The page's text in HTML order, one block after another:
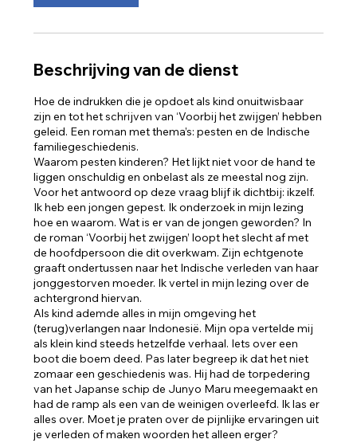
7
Beschrijving van de dienst
Hoe de indrukken die je opdoet als kind onuitwisbaar
zijn en tot het schrijven van ‘Voorbij het zwijgen’ hebben
geleid. Een roman met thema’s: pesten en de Indische
familiegeschiedenis.
Waarom pesten kinderen? Het lijkt niet voor de hand te
liggen onschuldig en onbelast als ze meestal nog zijn.
Voor het antwoord op deze vraag blijf ik dichtbij: ikzelf.
Ik heb een jongen gepest. Ik onderzoek in mijn lezing
hoe en waarom. Wat is er van de jongen geworden? In
de roman ‘Voorbij het zwijgen’ loopt het slecht af met
de hoofdpersoon die dit overkwam. Zijn echtgenote
graaft ondertussen naar het Indische verleden van haar
jonggestorven moeder. Ik vertel in mijn lezing over de
achtergrond hiervan.
Als kind ademde alles in mijn omgeving het
(terug)verlangen naar Indonesië. Mijn opa vertelde mij
als klein kind steeds hetzelfde verhaal. Iets over een
boot die boem deed. Pas later begreep ik dat het niet
zomaar een geschiedenis was. Hij had de torpedering
van het Japanse schip de Junyo Maru meegemaakt en
had de ramp als een van de weinigen overleefd. Ik las er
alles over. Moet je praten over de pijnlijke ervaringen uit
je verleden of maken woorden het alleen erger?